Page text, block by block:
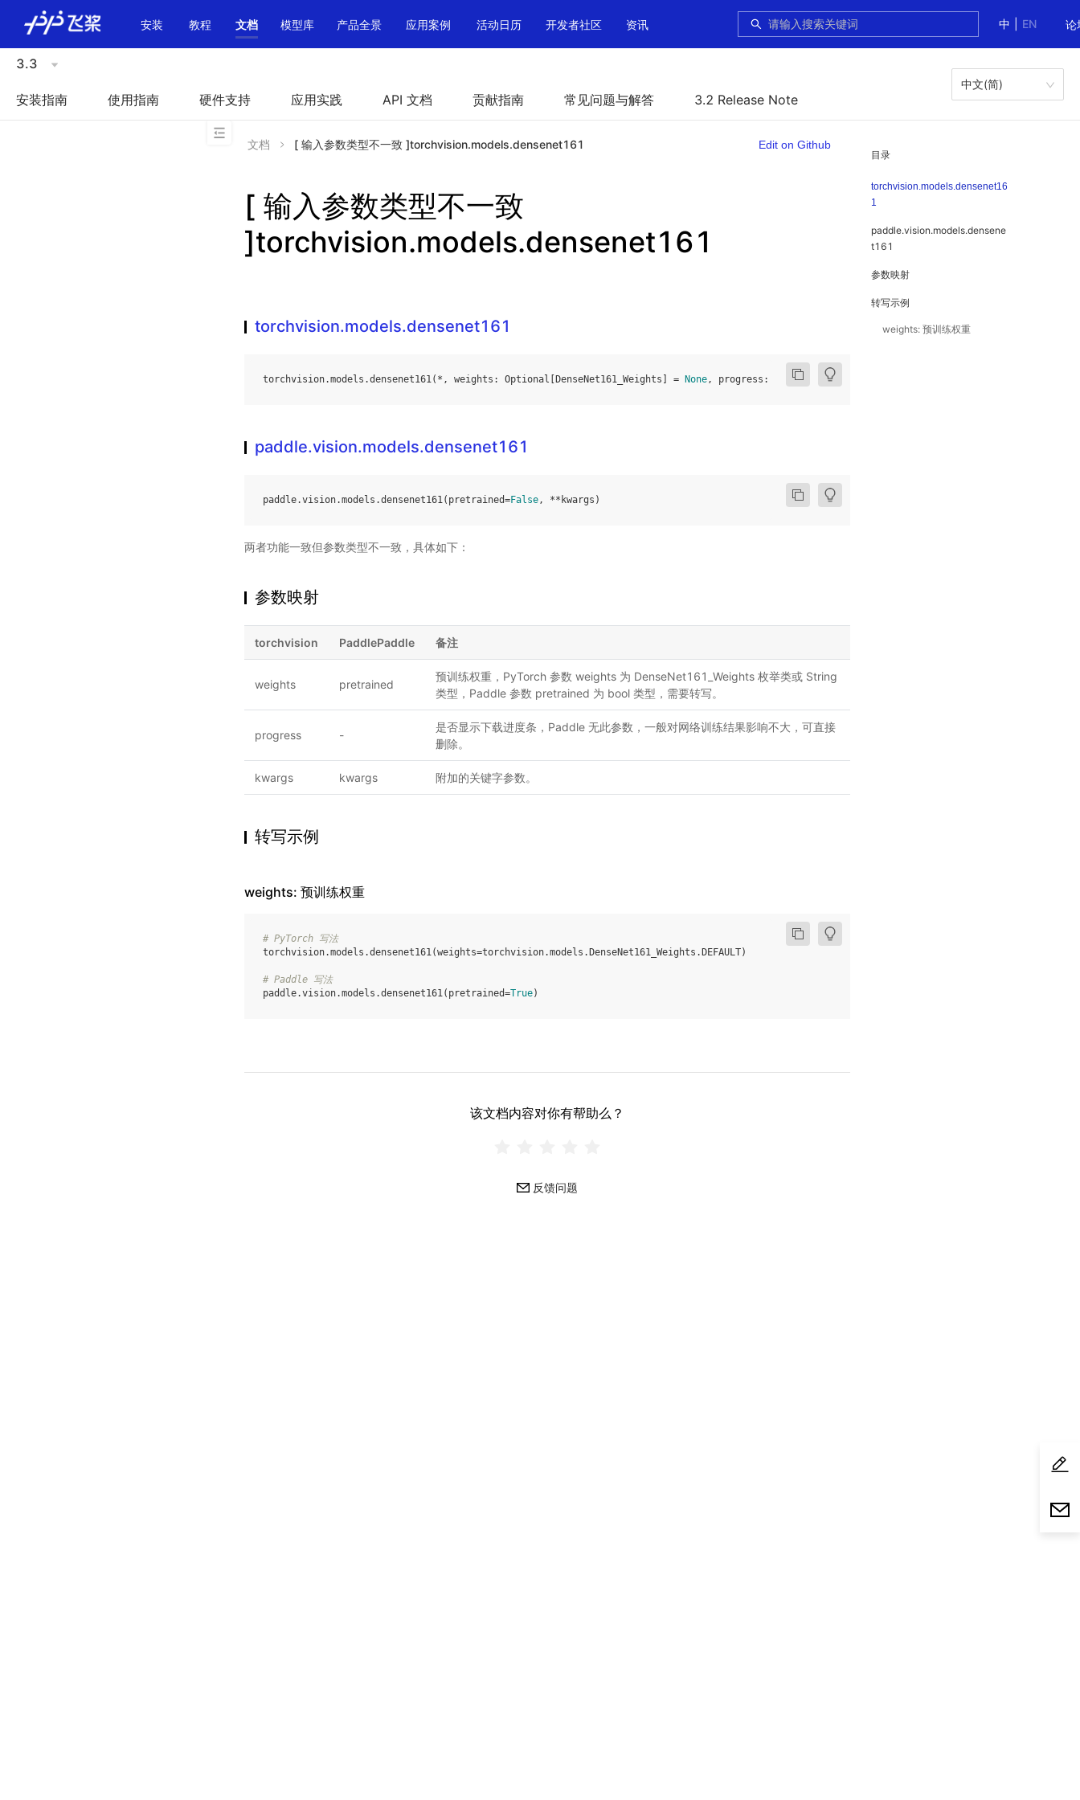
中
EN 论
安装 教程 文档 模型库 产品全景 应用案例 活动日历 开发者社区 资讯
3.3
安装指南 使用指南 硬件支持 应用实践 API 文档 贡献指南 常见问题与解答 3.2 Release Note
中文(简)
目录
torchvision.models.densenet16
1
paddle.vision.models.densene
t161
参数映射
转写示例
weights: 预训练权重
文档 [ 输入参数类型不一致 ]torchvision.models.densenet161 Edit on Github
[ 输入参数类型不一致
]torchvision.models.densenet161
torchvision.models.densenet161
torchvision.models .densenet161( * , weights : Optional DenseNet161_Weights = None, progress : bool = True
paddle.vision.models.densenet161
paddle.vision.models .densenet161( pretrained=False, ** kwargs )
两者功能一致但参数类型不一致，具体如下：
参数映射
torchvision PaddlePaddle 备注
weights pretrained
预训练权重，PyTorch 参数 weights 为 DenseNet161_Weights 枚举类或 String
类型，Paddle 参数 pretrained 为 bool 类型，需要转写。
progress -
是否显示下载进度条，Paddle 无此参数，一般对网络训练结果影响不大，可直接
删除。
kwargs kwargs 附加的关键字参数。
转写示例
weights: 预训练权重
# PyTorch 写法
torchvision.models .densenet161(weights=torchvision.models . DenseNet161_Weights . DEFAULT)
# Paddle 写法
paddle.vision.models .densenet161( pretrained=True)
该文档内容对你有帮助么？
反馈问题